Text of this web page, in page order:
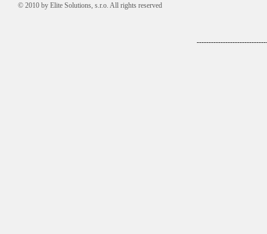
© 2010 by Elite Solutions, s.r.o. All rights reserved